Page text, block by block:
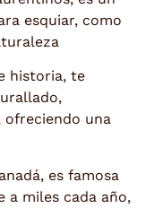
esquiar, como
historia, te
ofreciendo una
es famosa
a miles cada año,